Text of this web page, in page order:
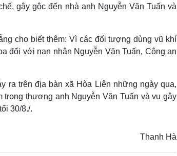
gậy gộc đến nhà anh Nguyễn Văn Tuấn và
cho biết thêm: Vì các đối tượng dùng vũ khí
đối với nạn nhân Nguyễn Văn Tuấn, Công an
ra trên địa bàn xã Hòa Liên những ngày qua,
thương anh Nguyễn Văn Tuấn và vụ gây
30/8./.
Thanh Hà